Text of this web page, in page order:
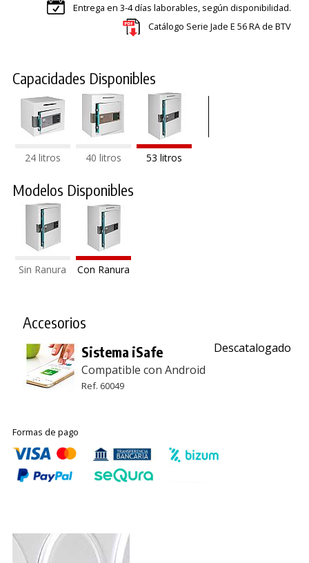
Entrega en 3-4 días laborables, según disponibilidad.
Catálogo Serie Jade E 56 RA de BTV
Capacidades Disponibles
24 litros 40 litros 53 litros
Modelos Disponibles
Sin Ranura Con Ranura
Accesorios
Sistema iSafe
Compatible con Android
Ref. 60049
Descatalogado
Formas de pago